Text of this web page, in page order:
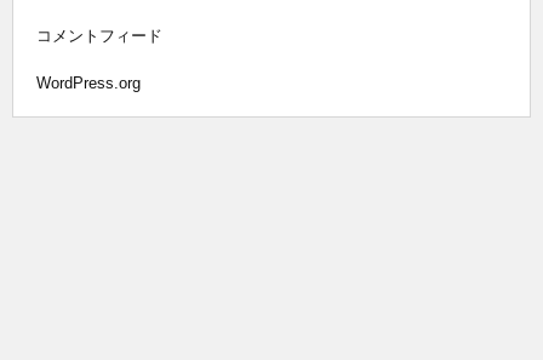
コメントフィード
WordPress.org